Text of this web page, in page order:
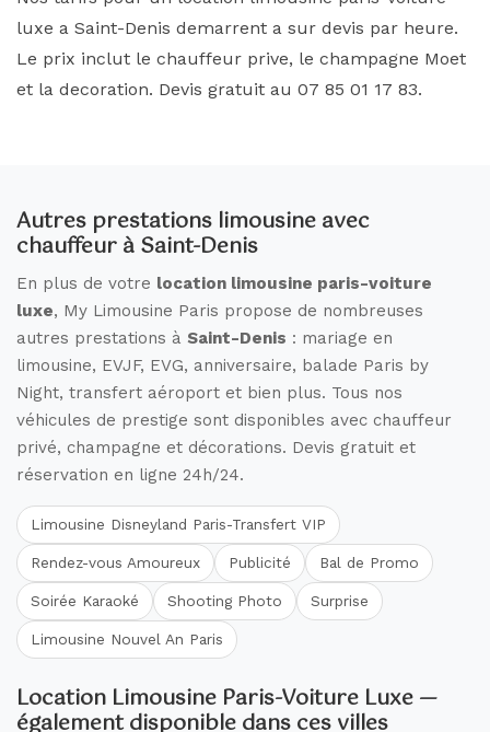
luxe a Saint-Denis demarrent a sur devis par heure.
Le prix inclut le chauffeur prive, le champagne Moet
et la decoration. Devis gratuit au 07 85 01 17 83.
Autres prestations limousine avec
chauffeur à Saint-Denis
En plus de votre location limousine paris-voiture
luxe, My Limousine Paris propose de nombreuses
autres prestations à Saint-Denis : mariage en
limousine, EVJF, EVG, anniversaire, balade Paris by
Night, transfert aéroport et bien plus. Tous nos
véhicules de prestige sont disponibles avec chauffeur
privé, champagne et décorations. Devis gratuit et
réservation en ligne 24h/24.
Limousine Disneyland Paris-Transfert VIP
Rendez-vous Amoureux Publicité Bal de Promo
Soirée Karaoké Shooting Photo Surprise
Limousine Nouvel An Paris
Location Limousine Paris-Voiture Luxe —
également disponible dans ces villes